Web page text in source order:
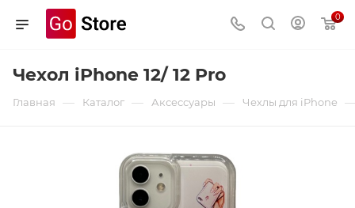
0
Чехол iPhone 12/ 12 Pro
Главная — Каталог — Аксессуары — Чехлы для iPhone